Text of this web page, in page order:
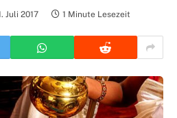
Juli 2017 1 Minute Lesezeit